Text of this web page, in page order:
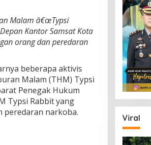
Malam â€œTypsi
Kantor Samsat Kota
orang dan peredaran
beberapa aktivis
Malam (THM) Typsi
Penegak Hukum
Typsi Rabbit yang
peredaran narkoba.
Viral